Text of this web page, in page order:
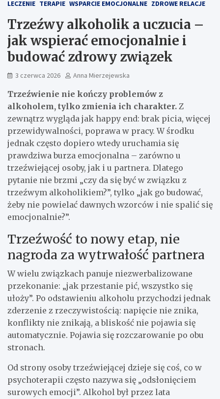
LECZENIE TERAPIE WSPARCIE EMOCJONALNE ZDROWE RELACJE
Trzeźwy alkoholik a uczucia –
jak wspierać emocjonalnie i
budować zdrowy związek
3 czerwca 2026 Anna Mierzejewska
Trzeźwienie nie kończy problemów z
alkoholem, tylko zmienia ich charakter. Z
zewnątrz wygląda jak happy end: brak picia, więcej
przewidywalności, poprawa w pracy. W środku
jednak często dopiero wtedy uruchamia się
prawdziwa burza emocjonalna – zarówno u
trzeźwiejącej osoby, jak i u partnera. Dlatego
pytanie nie brzmi „czy da się być w związku z
trzeźwym alkoholikiem?”, tylko „jak go budować,
żeby nie powielać dawnych wzorców i nie spalić się
emocjonalnie?”.
Trzeźwość to nowy etap, nie
nagroda za wytrwałość partnera
W wielu związkach panuje niezwerbalizowane
przekonanie: „jak przestanie pić, wszystko się
ułoży”. Po odstawieniu alkoholu przychodzi jednak
zderzenie z rzeczywistością: napięcie nie znika,
konflikty nie znikają, a bliskość nie pojawia się
automatycznie. Pojawia się rozczarowanie po obu
stronach.
Od strony osoby trzeźwiejącej dzieje się coś, co w
psychoterapii często nazywa się „odsłonięciem
surowych emocji”. Alkohol był przez lata